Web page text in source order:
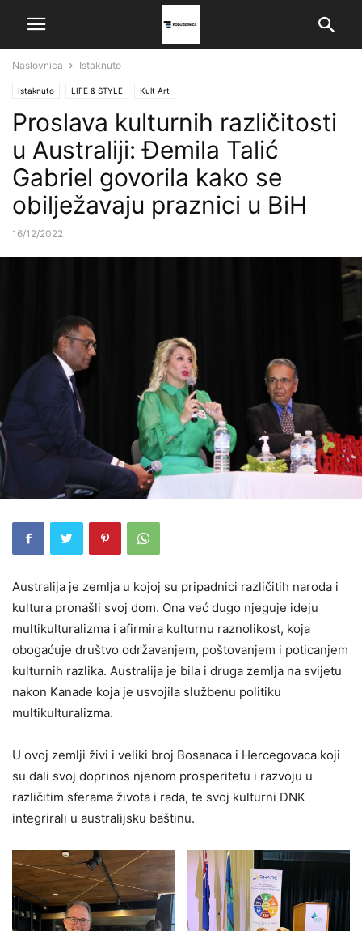
Naslovnica Istaknuto
Istaknuto LIFE & STYLE Kult Art
Proslava kulturnih različitosti
u Australiji: Đemila Talić
Gabriel govorila kako se
obilježavaju praznici u BiH
16/12/2022
Australija je zemlja u kojoj su pripadnici različitih naroda i
kultura pronašli svoj dom. Ona već dugo njeguje ideju
multikulturalizma i afirmira kulturnu raznolikost, koja
obogaćuje društvo održavanjem, poštovanjem i poticanjem
kulturnih razlika. Australija je bila i druga zemlja na svijetu
nakon Kanade koja je usvojila službenu politiku
multikulturalizma.
U ovoj zemlji živi i veliki broj Bosanaca i Hercegovaca koji
su dali svoj doprinos njenom prosperitetu i razvoju u
različitim sferama života i rada, te svoj kulturni DNK
integrirali u australijsku baštinu.